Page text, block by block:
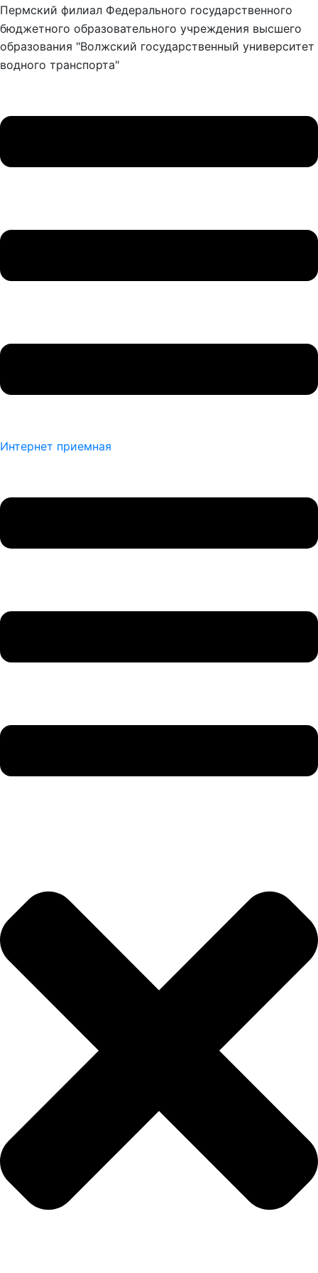
Пермский филиал Федерального государственного
бюджетного образовательного учреждения высшего
образования "Волжский государственный университет
водного транспорта"
Интернет приемная